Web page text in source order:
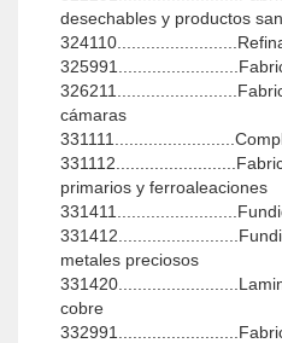
desechables y productos
cámaras
primarios y ferroaleaciones
metales preciosos
cobre